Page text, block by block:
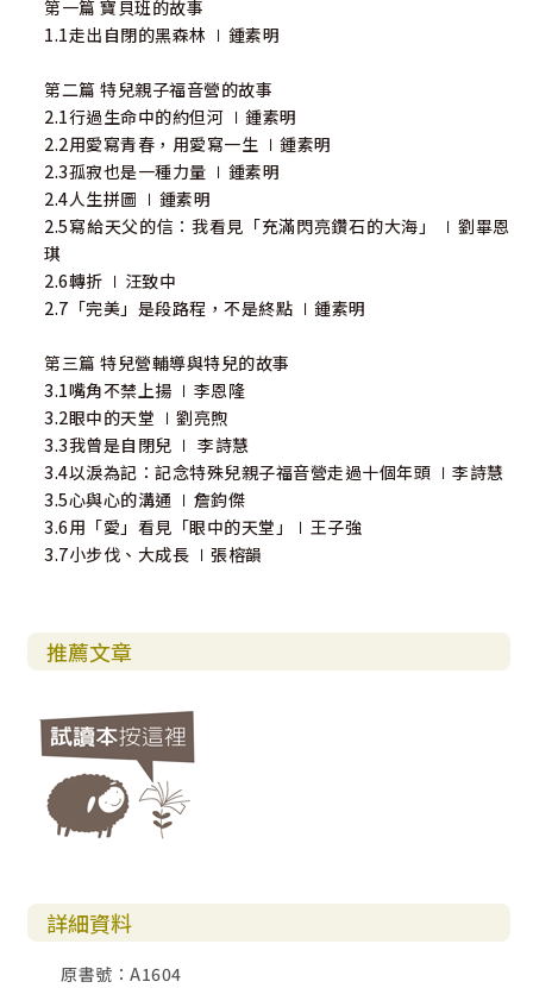
第一篇 寶貝班的故事
1.1走出自閉的黑森林 ∣鍾素明
第二篇 特兒親子福音營的故事
2.1行過生命中的約但河 ∣鍾素明
2.2用愛寫青春，用愛寫一生 ∣鍾素明
2.3孤寂也是一種力量 ∣鍾素明
2.4人生拼圖 ∣鍾素明
2.5寫給天父的信：我看見「充滿閃亮鑽石的大海」 ∣劉畢恩
琪
2.6轉折 ∣汪致中
2.7「完美」是段路程，不是終點 ∣鍾素明
第三篇 特兒營輔導與特兒的故事
3.1嘴角不禁上揚 ∣李恩隆
3.2眼中的天堂 ∣劉亮煦
3.3我曾是自閉兒 ∣ 李詩慧
3.4以淚為記：記念特殊兒親子福音營走過十個年頭 ∣李詩慧
3.5心與心的溝通 ∣詹鈞傑
3.6用「愛」看見「眼中的天堂」∣王子強
3.7小步伐、大成長 ∣張榕韻
推薦文章
詳細資料
原書號：A1604